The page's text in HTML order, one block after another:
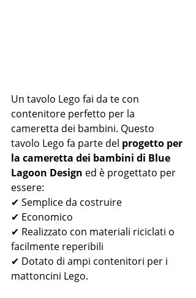
Un tavolo Lego fai da te con
contenitore perfetto per la
cameretta dei bambini. Questo
tavolo Lego fa parte del progetto per
la cameretta dei bambini di Blue
Lagoon Design ed è progettato per
essere:
✔ Semplice da costruire
✔ Economico
✔ Realizzato con materiali riciclati o
facilmente reperibili
✔ Dotato di ampi contenitori per i
mattoncini Lego.